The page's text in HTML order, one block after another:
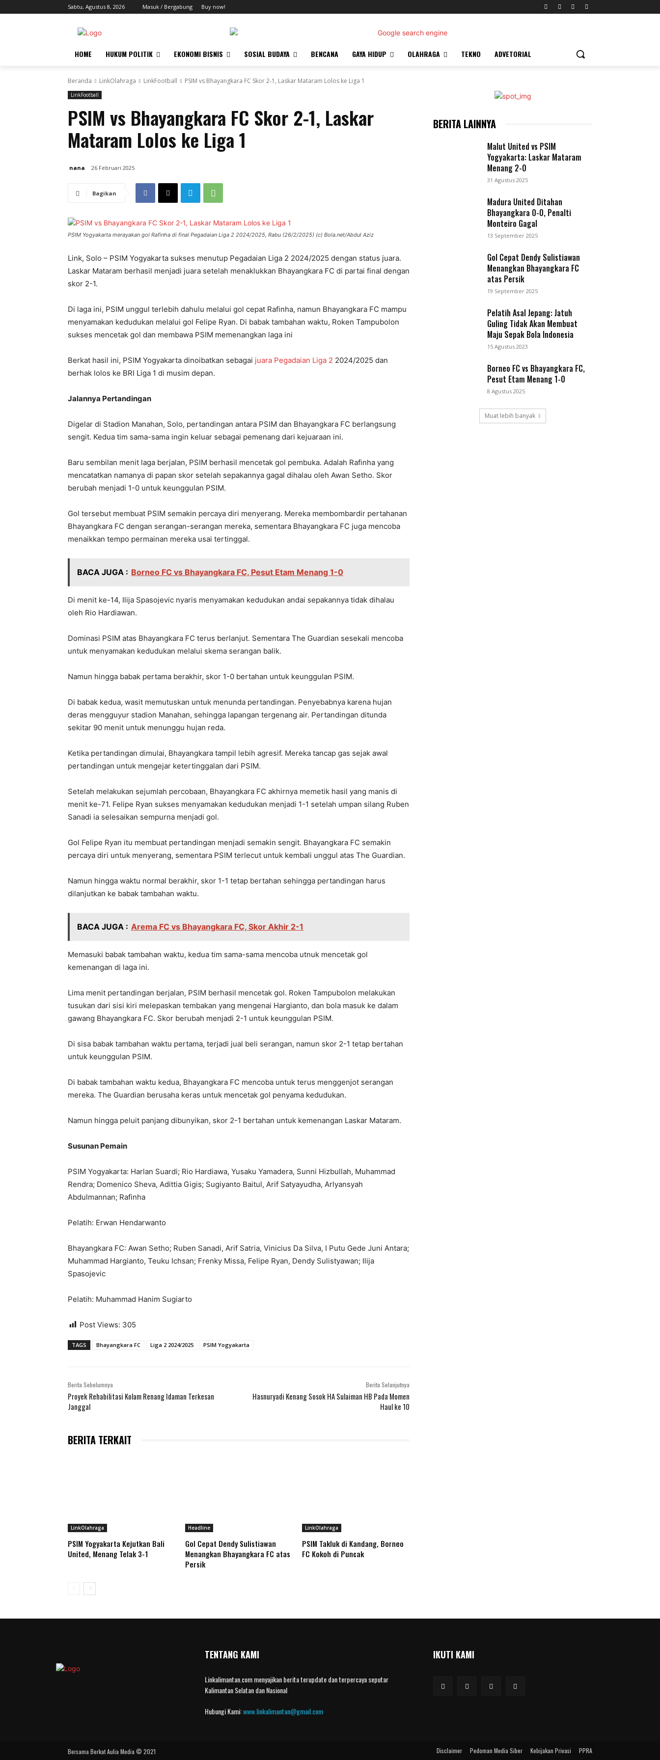
Sabtu, Agustus 8, 2026 Masuk / Bergabung Buy now!
HOME HUKUM POLITIK EKONOMI BISNIS SOSIAL BUDAYA BENCANA GAYA HIDUP OLAHRAGA TEKNO ADVETORIAL
Beranda LinkOlahraga LinkFootball PSIM vs Bhayangkara FC Skor 2-1, Laskar Mataram Lolos ke Liga 1
LinkFootball
PSIM vs Bhayangkara FC Skor 2-1, Laskar
Mataram Lolos ke Liga 1
nana 26 Februari 2025
Bagikan
PSIM Yogyakarta merayakan gol Rafinha di final Pegadaian Liga 2 2024/2025, Rabu (26/2/2025) (c) Bola.net/Abdul Aziz
Link, Solo – PSIM Yogyakarta sukses menutup Pegadaian Liga 2 2024/2025 dengan status juara.
Laskar Mataram berhasil menjadi juara setelah menaklukkan Bhayangkara FC di partai final dengan
skor 2-1.
Di laga ini, PSIM unggul terlebih dahulu melalui gol cepat Rafinha, namun Bhayangkara FC mampu
menyamakan kedudukan melalui gol Felipe Ryan. Di babak tambahan waktu, Roken Tampubolon
sukses mencetak gol dan membawa PSIM memenangkan laga ini
Berkat hasil ini, PSIM Yogyakarta dinoibatkan sebagai juara Pegadaian Liga 2 2024/2025 dan
berhak lolos ke BRI Liga 1 di musim depan.
Jalannya Pertandingan
Digelar di Stadion Manahan, Solo, pertandingan antara PSIM dan Bhayangkara FC berlangsung
sengit. Kedua tim sama-sama ingin keluar sebagai pemenang dari kejuaraan ini.
Baru sembilan menit laga berjalan, PSIM berhasil mencetak gol pembuka. Adalah Rafinha yang
mencatatkan namanya di papan skor setelah sepakannya gagal dihalau oleh Awan Setho. Skor
berubah menjadi 1-0 untuk keunggulan PSIM.
Gol tersebut membuat PSIM semakin percaya diri menyerang. Mereka membombardir pertahanan
Bhayangkara FC dengan serangan-serangan mereka, sementara Bhayangkara FC juga mencoba
menaikkan tempo permainan mereka usai tertinggal.
BACA JUGA : Borneo FC vs Bhayangkara FC, Pesut Etam Menang 1-0
Di menit ke-14, Ilija Spasojevic nyaris menyamakan kedudukan andai sepakannya tidak dihalau
oleh Rio Hardiawan.
Dominasi PSIM atas Bhayangkara FC terus berlanjut. Sementara The Guardian sesekali mencoba
untuk menyamakan kedudukan melalui skema serangan balik.
Namun hingga babak pertama berakhir, skor 1-0 bertahan untuk keunggulan PSIM.
Di babak kedua, wasit memutuskan untuk menunda pertandingan. Penyebabnya karena hujan
deras mengguyur stadion Manahan, sehingga lapangan tergenang air. Pertandingan ditunda
sekitar 90 menit untuk menunggu hujan reda.
Ketika pertandingan dimulai, Bhayangkara tampil lebih agresif. Mereka tancap gas sejak awal
pertandingan untuk mengejar ketertinggalan dari PSIM.
Setelah melakukan sejumlah percobaan, Bhayangkara FC akhirnya memetik hasil yang manis di
menit ke-71. Felipe Ryan sukses menyamakan kedudukan menjadi 1-1 setelah umpan silang Ruben
Sanadi ia selesaikan sempurna menjadi gol.
Gol Felipe Ryan itu membuat pertandingan menjadi semakin sengit. Bhayangkara FC semakin
percaya diri untuk menyerang, sementara PSIM terlecut untuk kembali unggul atas The Guardian.
Namun hingga waktu normal berakhir, skor 1-1 tetap bertahan sehingga pertandingan harus
dilanjutkan ke babak tambahan waktu.
BACA JUGA : Arema FC vs Bhayangkara FC, Skor Akhir 2-1
Memasuki babak tambahan waktu, kedua tim sama-sama mencoba utnuk mencetak gol
kemenangan di laga ini.
Lima menit pertandingan berjalan, PSIM berhasil mencetak gol. Roken Tampubolon melakukan
tusukan dari sisi kiri melepaskan tembakan yang mengenai Hargianto, dan bola masuk ke dalam
gawang Bhayangkara FC. Skor berubah menjadi 2-1 untuk keunggulan PSIM.
Di sisa babak tambahan waktu pertama, terjadi jual beli serangan, namun skor 2-1 tetap bertahan
untuk keunggulan PSIM.
Di babak tambahan waktu kedua, Bhayangkara FC mencoba untuk terus menggenjot serangan
mereka. The Guardian berusaha keras untuk mencetak gol penyama kedudukan.
Namun hingga peluit panjang dibunyikan, skor 2-1 bertahan untuk kemenangan Laskar Mataram.
Susunan Pemain
PSIM Yogyakarta: Harlan Suardi; Rio Hardiawa, Yusaku Yamadera, Sunni Hizbullah, Muhammad
Rendra; Domenico Sheva, Adittia Gigis; Sugiyanto Baitul, Arif Satyayudha, Arlyansyah
Abdulmannan; Rafinha
Pelatih: Erwan Hendarwanto
Bhayangkara FC: Awan Setho; Ruben Sanadi, Arif Satria, Vinicius Da Silva, I Putu Gede Juni Antara;
Muhammad Hargianto, Teuku Ichsan; Frenky Missa, Felipe Ryan, Dendy Sulistyawan; Ilija
Spasojevic
Pelatih: Muhammad Hanim Sugiarto
Post Views: 305
TAGS Bhayangkara FC Liga 2 2024/2025 PSIM Yogyakarta
Berita Sebelumnya
Proyek Rehabilitasi Kolam Renang Idaman Terkesan
Janggal
Berita Selanjutnya
Hasnuryadi Kenang Sosok HA Sulaiman HB Pada Momen
Haul ke 10
BERITA TERKAIT
LinkOlahraga
PSIM Yogyakarta Kejutkan Bali
United, Menang Telak 3-1
Headline
Gol Cepat Dendy Sulistiawan
Menangkan Bhayangkara FC atas
Persik
LinkOlahraga
PSIM Takluk di Kandang, Borneo
FC Kokoh di Puncak
BERITA LAINNYA
Malut United vs PSIM
Yogyakarta: Laskar Mataram
Menang 2-0
31 Agustus 2025
Madura United Ditahan
Bhayangkara 0-0, Penalti
Monteiro Gagal
13 September 2025
Gol Cepat Dendy Sulistiawan
Menangkan Bhayangkara FC
atas Persik
19 September 2025
Pelatih Asal Jepang: Jatuh
Guling Tidak Akan Membuat
Maju Sepak Bola Indonesia
15 Agustus 2023
Borneo FC vs Bhayangkara FC,
Pesut Etam Menang 1-0
8 Agustus 2025
Muat lebih banyak
TENTANG KAMI
Linkalimantan.com menyajikan berita terupdate dan terpercaya seputar
Kalimantan Selatan dan Nasional
Hubungi Kami:www.linkalimantan@gmail.com
IKUTI KAMI
Bersama Berkat Aulia Media © 2021 Disclaimer Pedoman Media Siber Kebijakan Privasi PPRA